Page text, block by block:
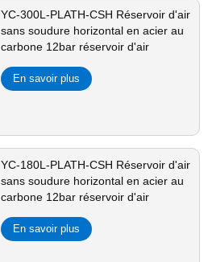
YC-300L-PLATH-CSH Réservoir d'air
sans soudure horizontal en acier au
carbone 12bar réservoir d'air
En savoir plus
YC-180L-PLATH-CSH Réservoir d'air
sans soudure horizontal en acier au
carbone 12bar réservoir d'air
En savoir plus